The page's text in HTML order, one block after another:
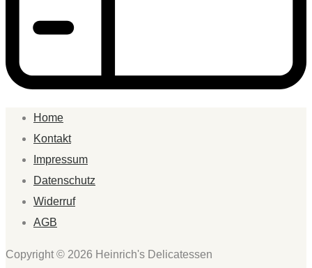
Home
Kontakt
Impressum
Datenschutz
Widerruf
AGB
Copyright © 2026 Heinrich's Delicatessen